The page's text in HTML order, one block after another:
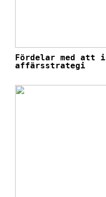
Fördelar med att
affärsstrategi